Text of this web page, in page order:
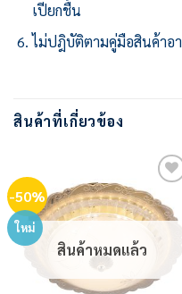
เปียกชื้น
ไม่ปฎิบัติตามคู่มือสินค้าอ
สินค้าที่เกี่ยวข้อง
-50%
ใหม่
Add to
wishlist
สินค้าหมดแล้ว